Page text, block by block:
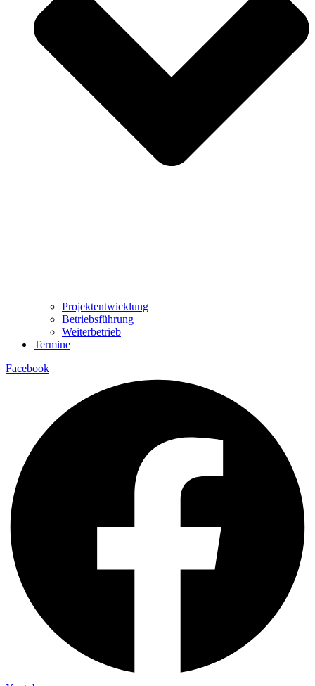
Projektentwicklung
Betriebsführung
Weiterbetrieb
Termine
Facebook